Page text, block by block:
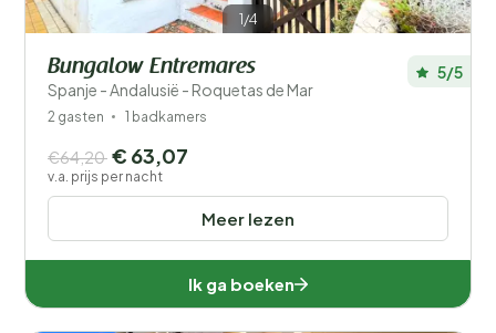
Je vakantie
Kies reisdata en je gezelschap
Wanneer?
1/4
Bungalow Entremares
Spanje - Andalusië - Roquetas de Mar
5/5
2 gasten 1 badkamers
Meer lezen
€64,20 € 63,07
v.a. prijs per nacht
Ik ga boeken